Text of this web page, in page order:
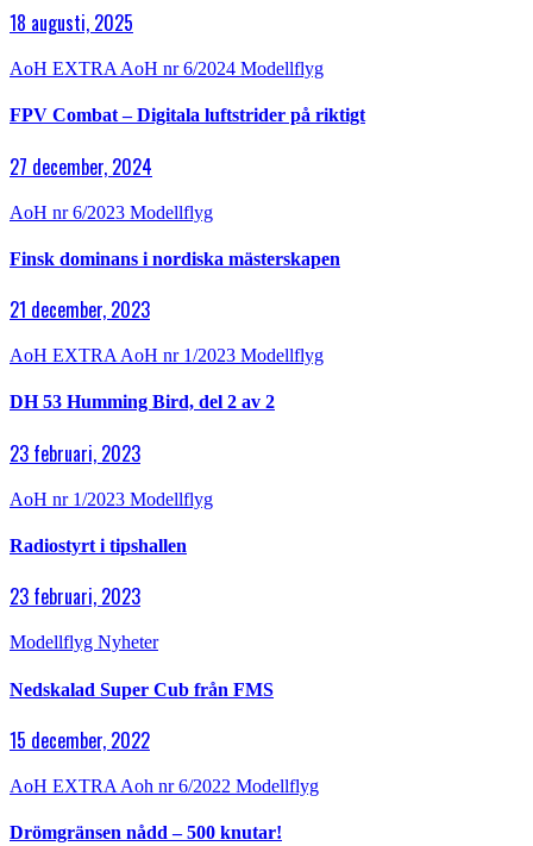
18 augusti, 2025
AoH EXTRA AoH nr 6/2024 Modellflyg
FPV Combat – Digitala luftstrider på riktigt
27 december, 2024
AoH nr 6/2023 Modellflyg
Finsk dominans i nordiska mästerskapen
21 december, 2023
AoH EXTRA AoH nr 1/2023 Modellflyg
DH 53 Humming Bird, del 2 av 2
23 februari, 2023
AoH nr 1/2023 Modellflyg
Radiostyrt i tipshallen
23 februari, 2023
Modellflyg Nyheter
Nedskalad Super Cub från FMS
15 december, 2022
AoH EXTRA Aoh nr 6/2022 Modellflyg
Drömgränsen nådd – 500 knutar!